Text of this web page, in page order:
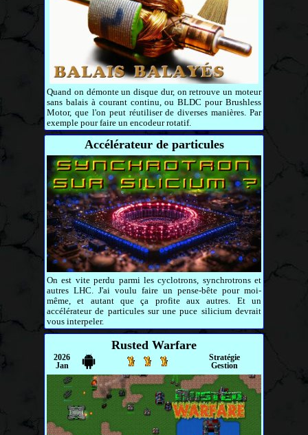
Quand on démonte un disque dur, on retrouve un moteur
sans balais à courant continu, ou BLDC pour Brushless
Motor, que l'on peut réutiliser de diverses manières. Par
exemple pour faire un encodeur rotatif.
Accélérateur de particules
On est vite perdu parmi les cyclotrons, synchrotrons et
autres LHC. J'ai voulu faire un pense-bête pour moi-
même, et autant que ça profite aux autres. Et un
accélérateur de particules sur une puce silicium devrait
vous interpeler.
Rusted Warfare
2026
Jan
Stratégie
Gestion